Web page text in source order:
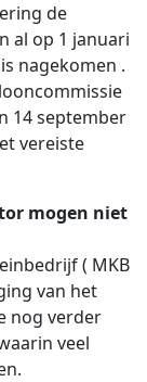
de
al op 1 januari
nagekomen .
14 september
vereiste
mogen niet
( MKB
van het
nog verder
veel